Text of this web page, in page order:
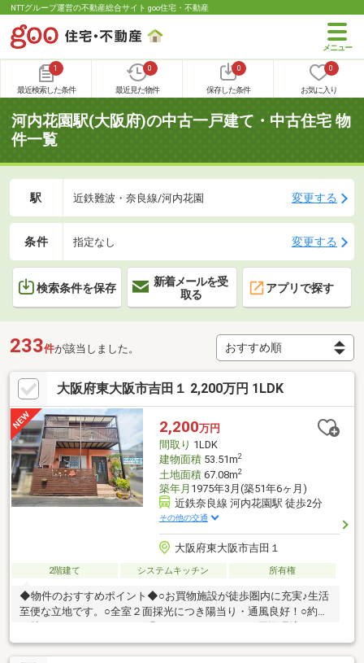
NTTグループ運営の不動産総合サイト goo住宅・不動産
1
最近検索した条件
0
最近見た物件
0
保存した条件
0
お気に入り
河内花園駅(大阪府)の中古一戸建て・中古住宅 物
件一覧
駅 近鉄難波・奈良線/河内花園 変更する
条件 指定なし 変更する
検索条件を保存
新着メールを受
取る
アプリで探す
233件が該当しました。
大阪府東大阪市吉田１ 2,200万円 1LDK
2,200万円
間取り 1LDK
建物面積53.51m2
土地面積67.08m2
築年月 1975年3月(築51年6ヶ月)
近鉄奈良線 河内花園駅 徒歩2分
その他の交通
大阪府東大阪市吉田１
2階建て システムキッチン 所有権
◆物件のおすすめポイント◆○お買物施設が徒歩圏内に充実♪生活
至便な立地です。○全室２面採光につき陽当り・通風良好！○約２
代花園店 徒歩２分(約147mm)・セブンイレブン東大阪花園本町1
丁目店ま 徒歩７分(約515m)・東大阪市立英田南小学校 徒歩１